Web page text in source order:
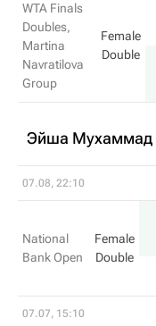
WTA Finals
Doubles,
Martina
Navratilova
Group
Female
Double
Эйша Мухаммад
07.08, 22:10
National
Bank Open
Female
Double
07.07, 15:10